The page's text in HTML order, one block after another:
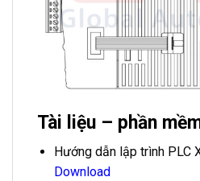
Tài liệu – phần
Hướng dẫn lập trình PLC
Download